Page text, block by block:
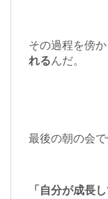
その過程を傍
れるんだ。
最後の朝の会で
「自分が成長